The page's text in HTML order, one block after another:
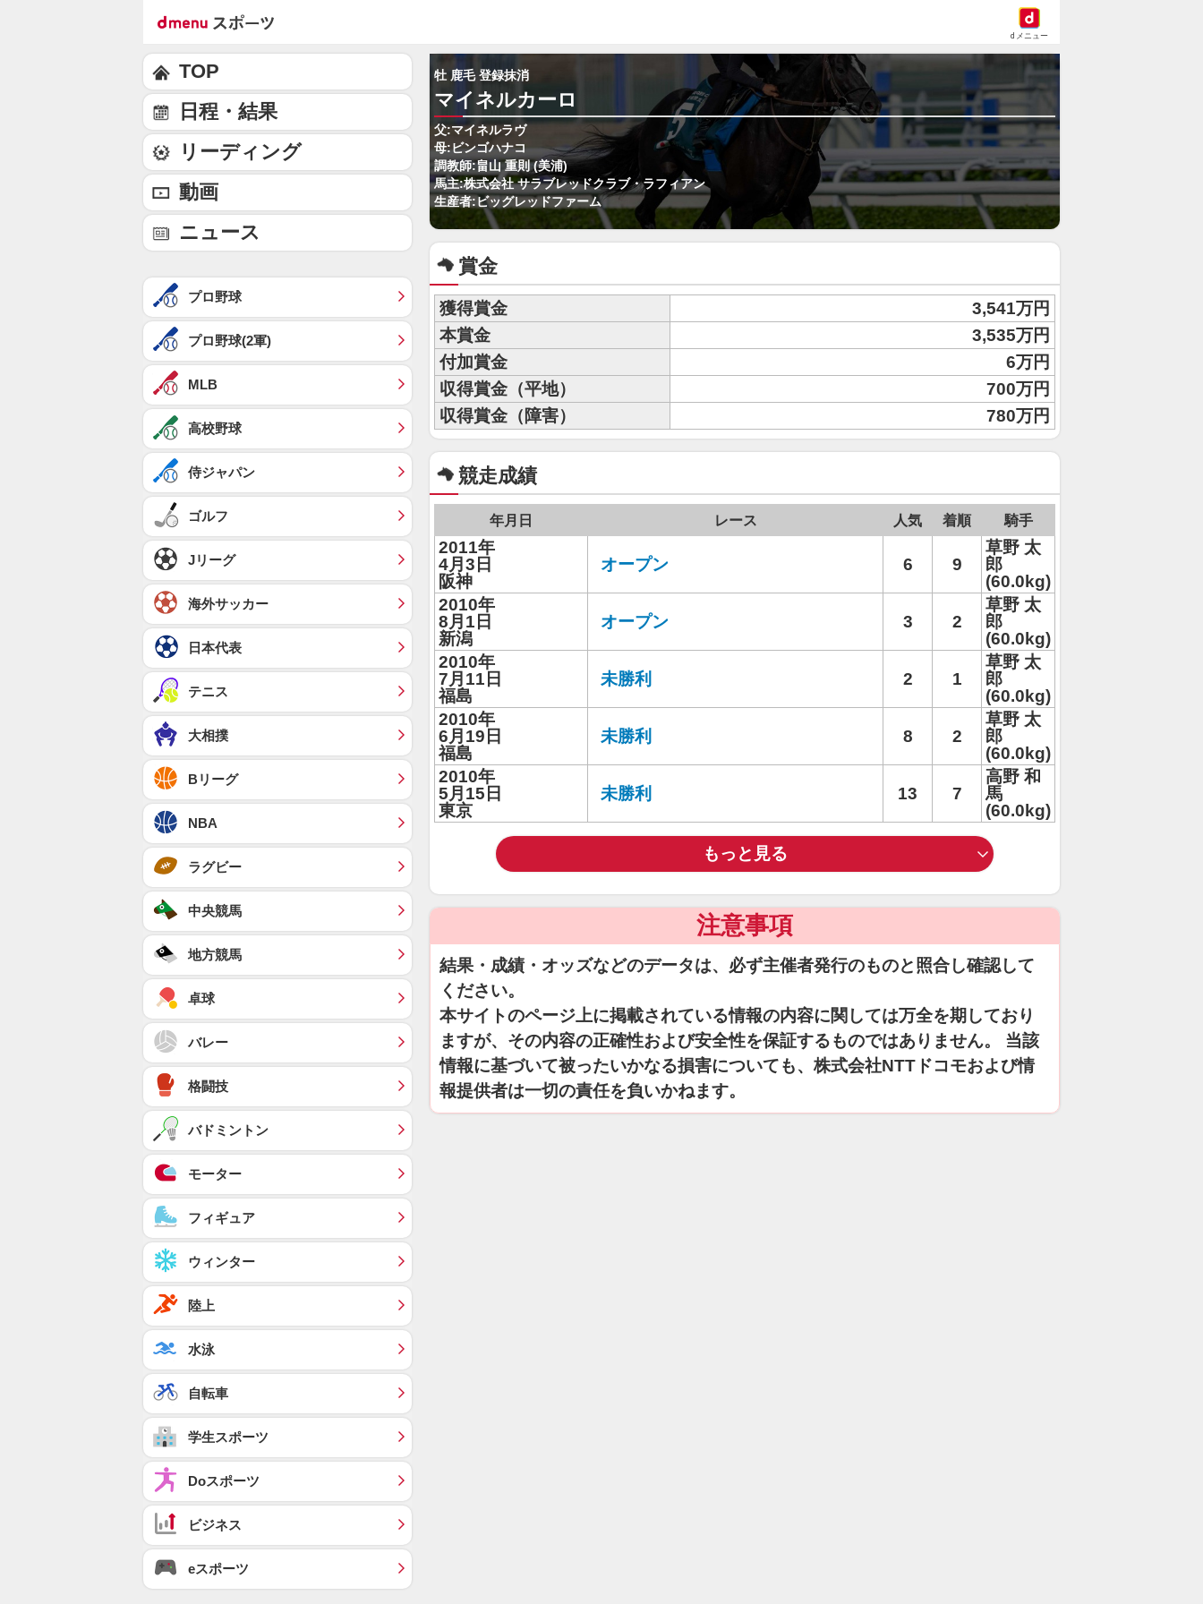
dメニュー
牡 鹿毛 登録抹消
マイネルカーロ
父:マイネルラヴ
母:ビンゴハナコ
調教師:畠山 重則 (美浦)
馬主:株式会社 サラブレッドクラブ・ラフィアン
生産者:ビッグレッドファーム
賞金
獲得賞金
3,541万円
本賞金
3,535万円
付加賞金
6万円
収得賞金（平地）
700万円
収得賞金（障害）
780万円
競走成績
年月日 レース 人気 着順 騎手
2011年
4月3日
阪神
オープン 6 9
草野 太
郎
(60.0kg)
2010年
8月1日
新潟
オープン 3 2
草野 太
郎
(60.0kg)
2010年
7月11日
福島
未勝利 2 1
草野 太
郎
(60.0kg)
2010年
6月19日
福島
未勝利 8 2
草野 太
郎
(60.0kg)
2010年
5月15日
東京
未勝利 13 7
高野 和
馬
(60.0kg)
もっと見る
注意事項
結果・成績・オッズなどのデータは、必ず主催者発行のものと照合し確認して
ください。
本サイトのページ上に掲載されている情報の内容に関しては万全を期しており
ますが、その内容の正確性および安全性を保証するものではありません。 当該
情報に基づいて被ったいかなる損害についても、株式会社NTTドコモおよび情
報提供者は一切の責任を負いかねます。
TOP
日程・結果
リーディング
動画
ニュース
プロ野球
プロ野球(2軍)
MLB
高校野球
侍ジャパン
ゴルフ
Jリーグ
海外サッカー
日本代表
テニス
大相撲
Bリーグ
NBA
ラグビー
中央競馬
地方競馬
卓球
バレー
格闘技
バドミントン
モーター
フィギュア
ウィンター
陸上
水泳
自転車
学生スポーツ
Doスポーツ
ビジネス
eスポーツ